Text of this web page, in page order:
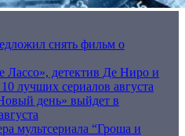
снять фильм о
Лассо», детектив Де Ниро и
лучших сериалов августа
день» выйдет в
мультсериала “Гроша и